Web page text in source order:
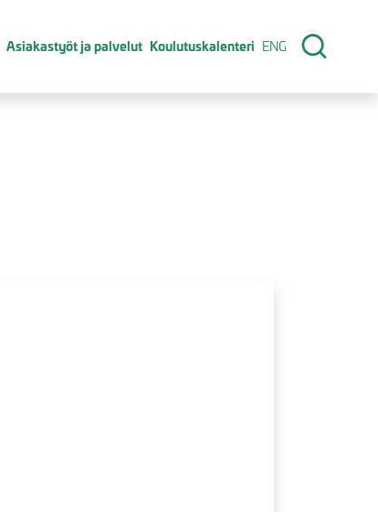
Asiakastyöt ja palvelut Koulutuskalenteri ENG